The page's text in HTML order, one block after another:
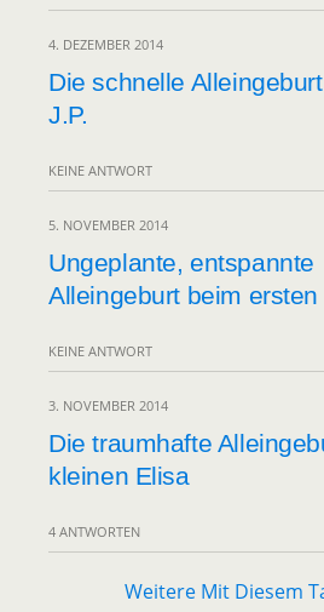
4. DEZEMBER 2014
Die schnelle
J.P.
KEINE ANTWORT
5. NOVEMBER 2014
Ungeplante, entspannte
Alleingeburt beim ersten
KEINE ANTWORT
3. NOVEMBER 2014
Die traumhafte
kleinen Elisa
4 ANTWORTEN
Weitere Mit Diesem